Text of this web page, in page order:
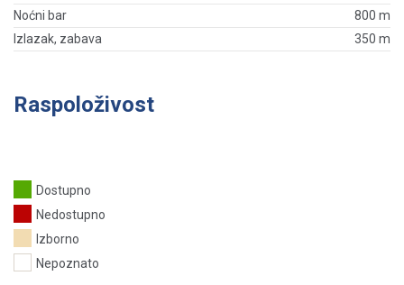
Noćni bar
800 m
Izlazak, zabava
350 m
Raspoloživost
Dostupno
Nedostupno
Izborno
Nepoznato